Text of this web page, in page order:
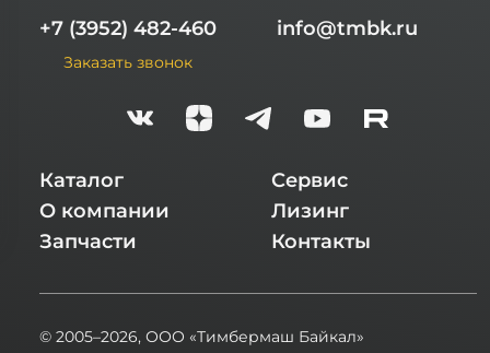
+7 (3952) 482-460
Заказать звонок
info@tmbk.ru
Каталог
О компании
Запчасти
Сервис
Лизинг
Контакты
© 2005–2026, ООО «Тимбермаш Байкал»